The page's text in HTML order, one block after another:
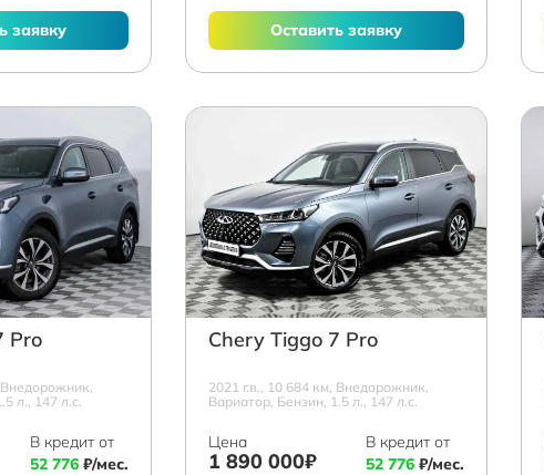
заявку Оставить заявку
Pro
л., 147 л.с.
В кредит от
52 776 ₽/мес.
Chery Tiggo 7 Pro
2021 г.в., 10 684 км, Внедорожник,
Вариатор, Бензин, 1.5 л., 147 л.с.
Цена
1 890 000₽
В кредит от
52 776 ₽/мес.